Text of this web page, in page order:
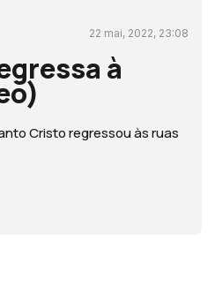
22 mai, 2022, 23:08
à
Cristo regressou às ruas